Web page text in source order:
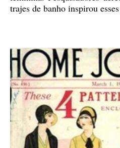
trajes de banho inspirou